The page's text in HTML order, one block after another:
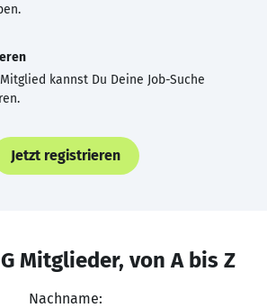
kannst Du Deine Job-Suche
Jetzt registrieren
Mitglieder, von A bis Z
Nachname: